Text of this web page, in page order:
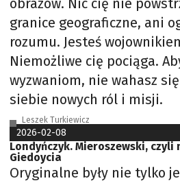
obrazów. Nic cię nie
granice geograficzne, ani
rozumu. Jesteś
Niemożliwe cię pociąga.
wyzwaniom, nie wahasz
siebie nowych ról i misji.
Leszek Turkiewicz
2026-02-08
Londyńczyk. Mieroszewski,
Giedoycia
Oryginalne były nie tylko